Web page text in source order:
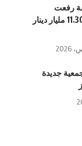
رفعت
المديونية برقم مذهب بلغ نحو 11.30 مليار دينار
الاجتماعية : تسجيل 14 جمعية جديدة